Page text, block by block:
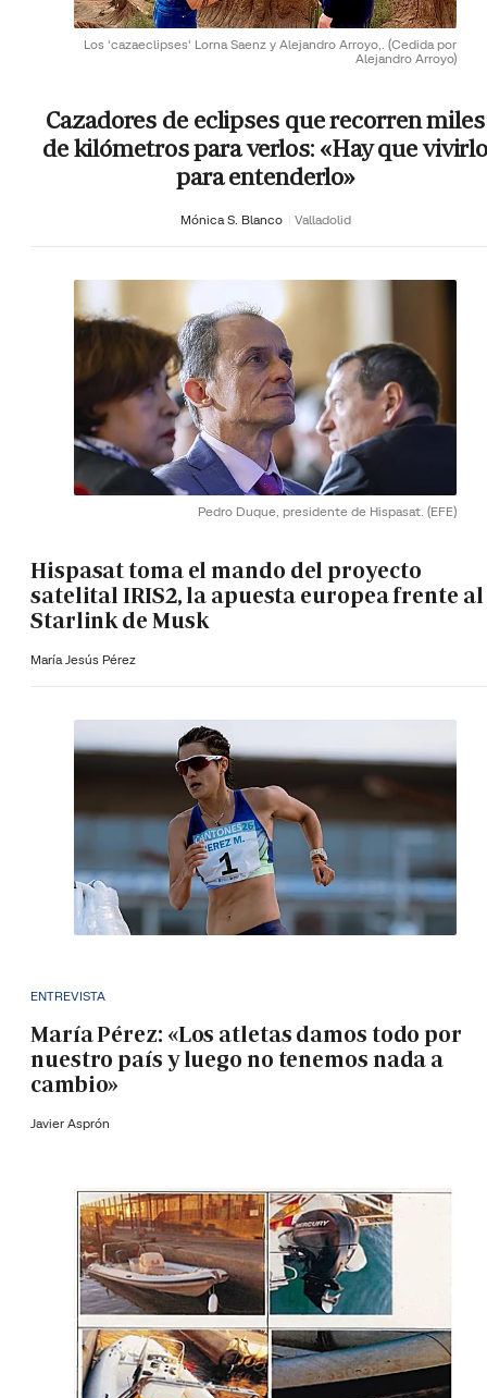
Los 'cazaeclipses' Lorna Saenz y Alejandro Arroyo,. (Cedida por
Alejandro Arroyo)
Cazadores de eclipses que recorren miles
de kilómetros para verlos: «Hay que
para entenderlo»
Mónica S. Blanco Valladolid
Pedro Duque, presidente de Hispasat. (EFE)
Hispasat toma el mando del proyecto
satelital IRIS2, la apuesta europea frente al
Starlink de Musk
María Jesús Pérez
ENTREVISTA
María Pérez: «Los atletas damos todo por
nuestro país y luego no tenemos nada a
cambio»
Javier Asprón